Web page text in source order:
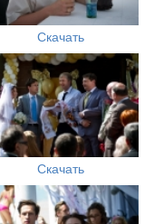
Скачать
Скачать